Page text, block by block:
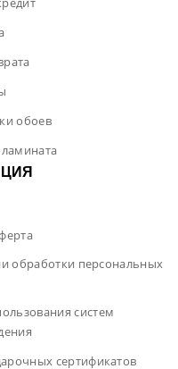
обоев
обработки персональных
систем
сертификатов